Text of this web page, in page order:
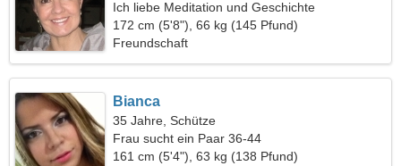
Ich liebe Meditation und Geschichte
172 cm (5'8"), 66 kg (145 Pfund)
Freundschaft
Bianca
35 Jahre, Schütze
Frau sucht ein Paar 36-44
161 cm (5'4"), 63 kg (138 Pfund)